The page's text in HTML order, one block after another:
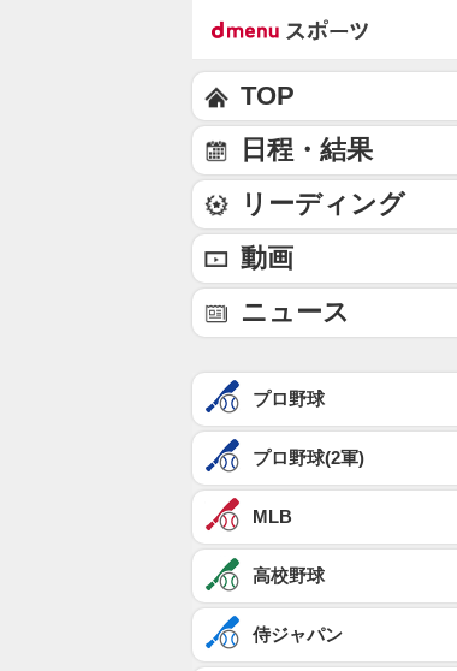
TOP
日程・結果
リーディング
動画
ニュース
プロ野球
プロ野球(2軍)
MLB
高校野球
侍ジャパン